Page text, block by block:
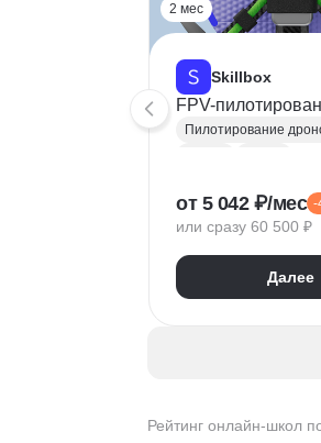
Рейтинг онлайн-школ
2 мес
Skillbox
FPV-
Пилотирование
от 5 042 ₽/мес -
или сразу 60 500 ₽
Далее